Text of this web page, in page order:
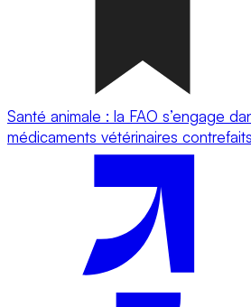
Santé animale : la FAO s’engage
médicaments vétérinaires contrefaits